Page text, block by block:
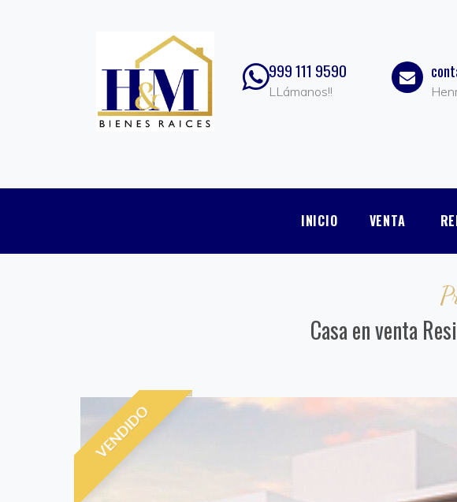
999 111 9590
LLámanos!!
INICIO VENTA
Casa en venta
VENDIDO